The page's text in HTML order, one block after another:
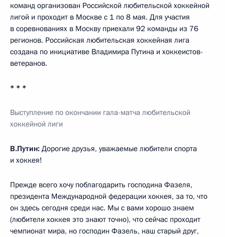
команд организован Российской любительской хоккейной
лигой и проходит в Москве с 1 по 8 мая. Для участия
в соревнованиях в Москву приехали 92 команды из 76
регионов. Российская любительская хоккейная лига
создана по инициативе Владимира Путина и хоккеистов-
ветеранов.
* * *
Выступление по окончании гала-матча любительской
хоккейной лиги
В.Путин: Дорогие друзья, уважаемые любители спорта
и хоккея!
Прежде всего хочу поблагодарить господина Фазеля,
президента Международной федерации хоккея, за то, что
он здесь сегодня среди нас. Мы с вами хорошо знаем
(любители хоккея это знают точно), что сейчас проходит
чемпионат мира, но господин Фазель, наш старый друг,